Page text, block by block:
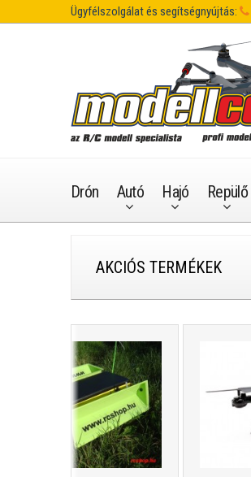
Ügyfélszolgálat és segítségnyújtás:
Drón Autó Hajó Repülő
AKCIÓS TERMÉKEK